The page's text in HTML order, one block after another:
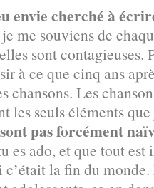
envie cherché à
me souviens de
sont contagieuses.
à ce que cinq ans
chansons. Les
les seuls éléments
pas forcément
es ado, et que tout est
la fin du